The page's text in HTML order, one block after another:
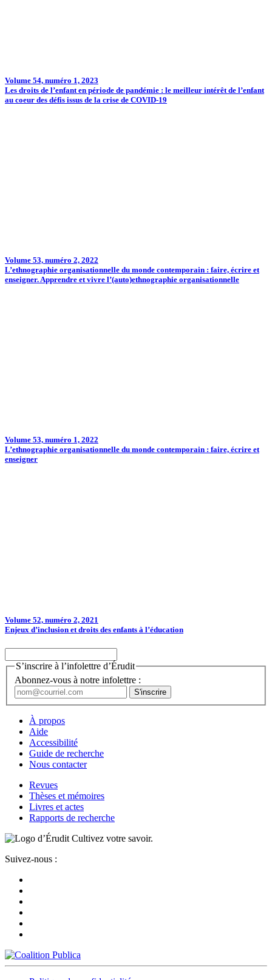
Volume 54, numéro 1, 2023
Les droits de l’enfant en période de pandémie : le meilleur intérêt de l’enfant
au coeur des défis issus de la crise de COVID-19
Volume 53, numéro 2, 2022
L’ethnographie organisationnelle du monde contemporain : faire, écrire et
enseigner. Apprendre et vivre l’(auto)ethnographie organisationnelle
Volume 53, numéro 1, 2022
L’ethnographie organisationnelle du monde contemporain : faire, écrire et
enseigner
Volume 52, numéro 2, 2021
Enjeux d’inclusion et droits des enfants à l’éducation
S’inscrire à l’infolettre d’Érudit
Abonnez-vous à notre infolettre :
À propos
Aide
Accessibilité
Guide de recherche
Nous contacter
Revues
Thèses et mémoires
Livres et actes
Rapports de recherche
Cultivez votre savoir.
Suivez-nous :